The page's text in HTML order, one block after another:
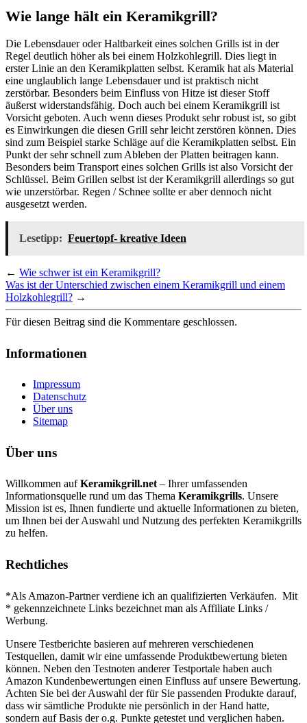
Wie lange hält ein Keramikgrill?
Die Lebensdauer oder Haltbarkeit eines solchen Grills ist in der
Regel deutlich höher als bei einem Holzkohlegrill. Dies liegt in
erster Linie an den Keramikplatten selbst. Keramik hat als Material
eine unglaublich lange Lebensdauer und ist praktisch nicht
zerstörbar. Besonders beim Einfluss von Hitze ist dieser Stoff
äußerst widerstandsfähig. Doch auch bei einem Keramikgrill ist
Vorsicht geboten. Auch wenn dieses Produkt sehr robust ist, so gibt
es Einwirkungen die diesen Grill sehr leicht zerstören können. Dies
sind zum Beispiel starke Schläge auf die Keramikplatten selbst. Ein
Punkt der sehr schnell zum Ableben der Platten beitragen kann.
Besonders beim Transport eines solchen Grills ist also Vorsicht der
Schlüssel. Beim Grillen selbst ist der Keramikgrill allerdings so gut
wie unzerstörbar. Regen / Schnee sollte er aber dennoch nicht
ausgesetzt werden.
Lesetipp: Feuertopf- kreative Ideen
← Wie schwer ist ein Keramikgrill?
Was ist der Unterschied zwischen einem Keramikgrill und einem
Holzkohlegrill? →
Für diesen Beitrag sind die Kommentare geschlossen.
Informationen
Impressum
Datenschutz
Über uns
Sitemap
Über uns
Willkommen aufKeramikgrill.net– Ihrer umfassenden
Informationsquelle rund um das Thema Keramikgrills. Unsere
Mission ist es, Ihnen fundierte und aktuelle Informationen zu bieten,
um Ihnen bei der Auswahl und Nutzung des perfekten Keramikgrills
zu helfen.
Rechtliches
*Als Amazon-Partner verdiene ich an qualifizierten Verkäufen. Mit
* gekennzeichnete Links bezeichnet man als Affiliate Links /
Werbung.
Unsere Testberichte basieren auf mehreren verschiedenen
Testquellen, damit wir eine umfassende Produktbewertung bieten
können. Neben den Testnoten anderer Testportale haben auch
Amazon Kundenbewertungen einen Einfluss auf unsere Bewertung.
Achten Sie bei der Auswahl der für Sie passenden Produkte darauf,
dass wir sämtliche Produkte nie persönlich in der Hand hatte,
sondern auf Basis der o.g. Punkte getestet und verglichen haben.